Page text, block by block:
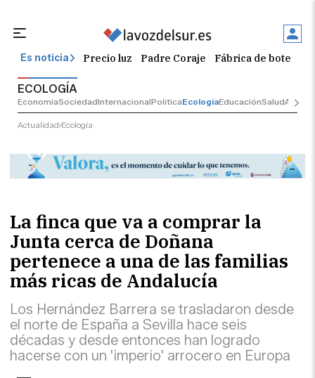
Es noticia Precio luz Padre Coraje Fábrica de botellas
ECOLOGÍA
EconomíaSociedadInternacionalPolíticaEcologíaEducaciónSalud
Actualidad Ecología
La finca que va a comprar la
Junta cerca de Doñana
pertenece a una de las familias
más ricas de Andalucía
Los Hernández Barrera se trasladaron desde
el norte de España a Sevilla hace seis
décadas y desde entonces han logrado
hacerse con un 'imperio' arrocero en Europa